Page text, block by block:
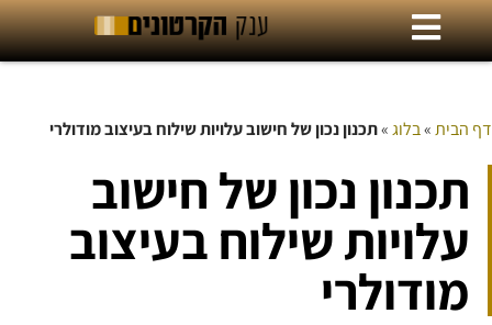
דף הבית»בלוג»תכנון נכון של חישוב עלויות שילוח בעיצוב מודולרי
תכנון נכון של חישוב
עלויות שילוח בעיצוב
מודולרי